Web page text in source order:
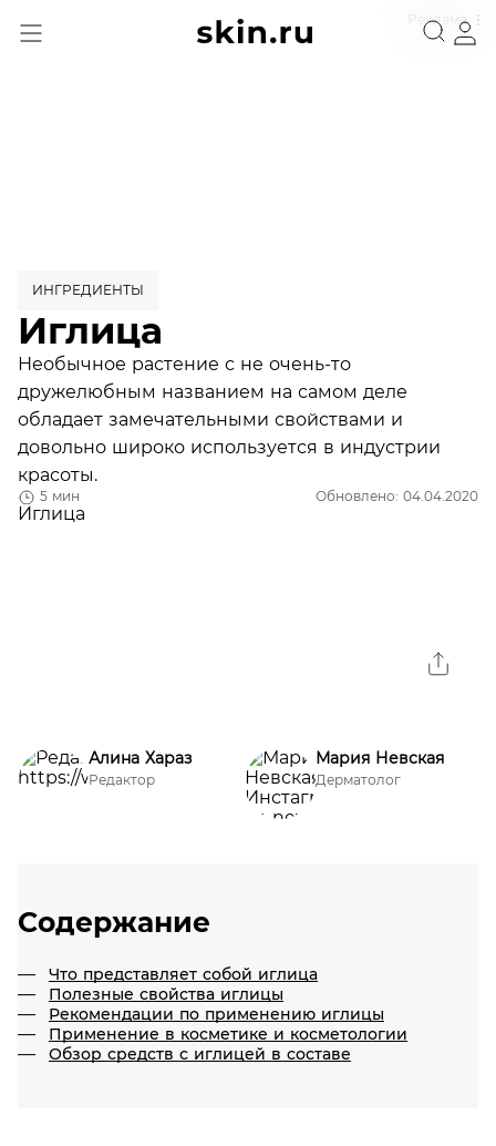
Реклама
5 мин Обновлено: 04.04.2020
ИНГРЕДИЕНТЫ
Иглица
Необычное растение с не очень-то
дружелюбным названием на самом деле
обладает замечательными свойствами и
довольно широко используется в индустрии
красоты.
Алина Хараз
Редактор
Мария Невская
Дерматолог
Содержание
Что представляет собой иглица
Полезные свойства иглицы
Рекомендации по применению иглицы
Применение в косметике и косметологии
Обзор средств с иглицей в составе